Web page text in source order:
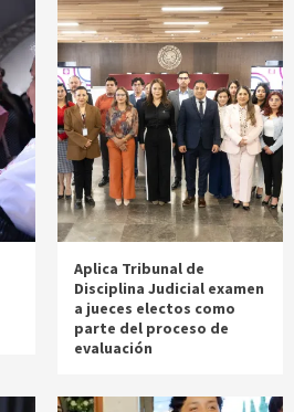
Aplica Tribunal de
Disciplina Judicial examen
a jueces electos como
parte del proceso de
evaluación